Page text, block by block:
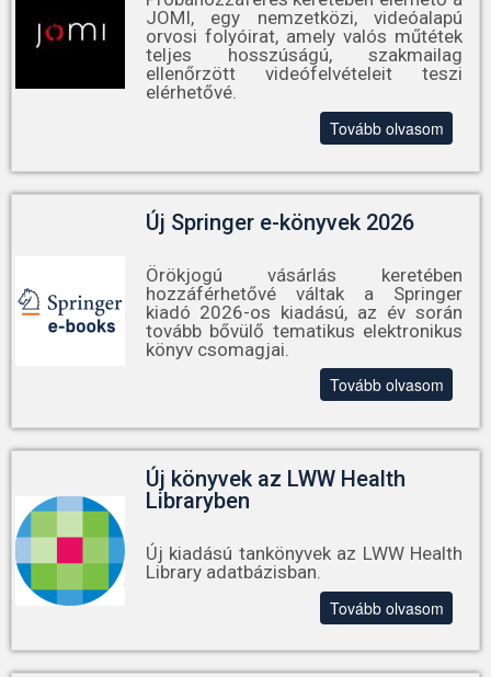
JOMI, egy nemzetközi, videóalapú
orvosi folyóirat, amely valós műtétek
teljes hosszúságú, szakmailag
ellenőrzött videófelvételeit teszi
elérhetővé.
Tovább olvasom
Új Springer e-könyvek 2026
Örökjogú vásárlás keretében
hozzáférhetővé váltak a Springer
kiadó 2026-os kiadású, az év során
tovább bővülő tematikus elektronikus
könyv csomagjai.
Tovább olvasom
Új könyvek az LWW Health
Libraryben
Új kiadású tankönyvek az LWW Health
Library adatbázisban.
Tovább olvasom